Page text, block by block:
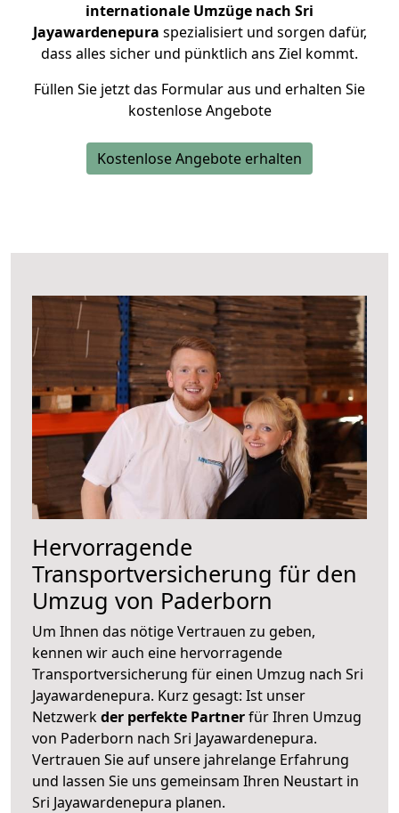
internationale Umzüge nach Sri
Jayawardenepura spezialisiert und sorgen dafür,
dass alles sicher und pünktlich ans Ziel kommt.
Füllen Sie jetzt das Formular aus und erhalten Sie
kostenlose Angebote
Kostenlose Angebote erhalten
Hervorragende
Transportversicherung für den
Umzug von Paderborn
Um Ihnen das nötige Vertrauen zu geben,
kennen wir auch eine hervorragende
Transportversicherung für einen Umzug nach Sri
Jayawardenepura. Kurz gesagt: Ist unser
Netzwerkder perfekte Partnerfür Ihren Umzug
von Paderborn nach Sri Jayawardenepura.
Vertrauen Sie auf unsere jahrelange Erfahrung
und lassen Sie uns gemeinsam Ihren Neustart in
Sri Jayawardenepura planen.